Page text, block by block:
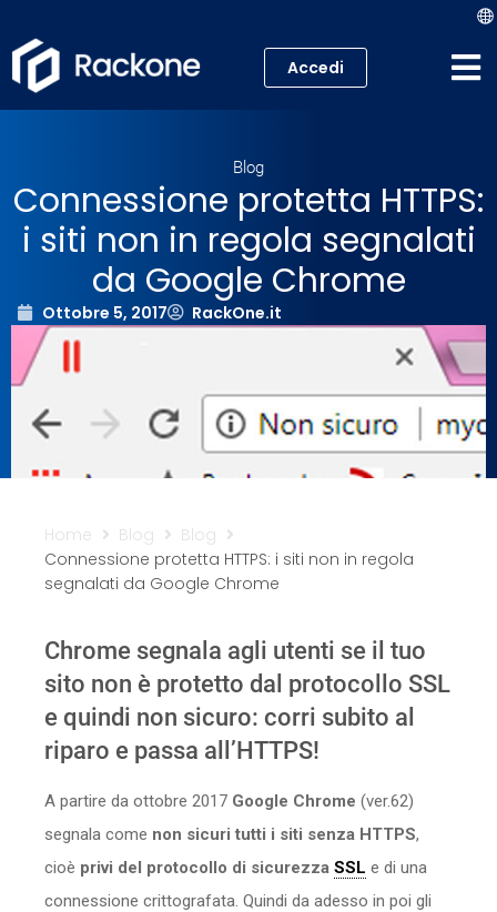
Cloud
Server
Proxmox VE
Servizi
Accedi
Blog
Connessione protetta HTTPS:
i siti non in regola segnalati
da Google Chrome
Ottobre 5, 2017 RackOne.it
Home Blog
Blog
Connessione protetta HTTPS: i siti non in regola
segnalati da Google Chrome
Chrome segnala agli utenti se il tuo
sito non è protetto dal protocollo SSL
e quindi non sicuro: corri subito al
riparo e passa all’HTTPS!
A partire da ottobre 2017 Google Chrome (ver.62)
segnala come non sicuri tutti i siti senza HTTPS,
cioè privi del protocollo di sicurezza SSL e di una
connessione crittografata. Quindi da adesso in poi gli